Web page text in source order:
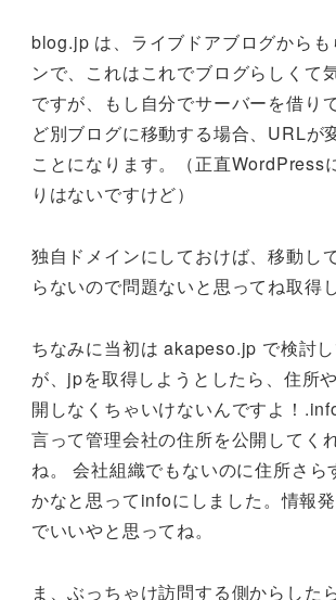
blog.jp は、ライブドアブログからも
ンで、これはこれでブログらしくて
ですが、もし自分でサーバーを借り
ど別ブログに移動する場合、URLが
ことになります。（正直WordPress
りはないですけど）
独自ドメインにしておけば、移動し
らないので問題ないと思ってね取得
ちなみに当初は akapeso.jp で検討
が、jpを取得しようとしたら、住所
開しなくちゃいけないんですよ！
言って管理会社の住所を公開してく
ね。 会社組織でもないのに住所さら
かなと思ってinfoにしました。情報
でいいやと思ってね。
ま、ぶっちゃけ訪問する側からした